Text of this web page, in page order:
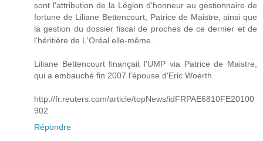
sont l'attribution de la Légion d'honneur au gestionnaire de
fortune de Liliane Bettencourt, Patrice de Maistre, ainsi que
la gestion du dossier fiscal de proches de ce dernier et de
l'héritière de L'Oréal elle-même.
Liliane Bettencourt finançait l'UMP via Patrice de Maistre,
qui a embauché fin 2007 l'épouse d'Eric Woerth.
http://fr.reuters.com/article/topNews/idFRPAE6810FE20100
902
Répondre